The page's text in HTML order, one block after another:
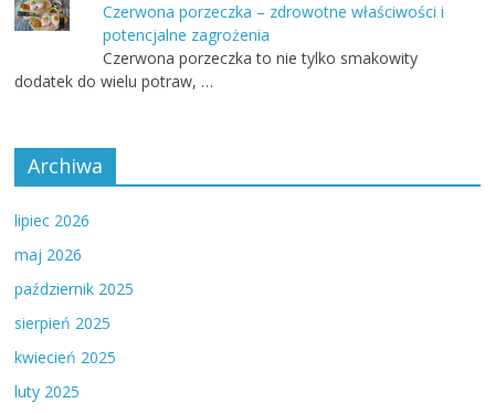
Czerwona porzeczka – zdrowotne właściwości i
potencjalne zagrożenia
Czerwona porzeczka to nie tylko smakowity
dodatek do wielu potraw, …
Archiwa
lipiec 2026
maj 2026
październik 2025
sierpień 2025
kwiecień 2025
luty 2025